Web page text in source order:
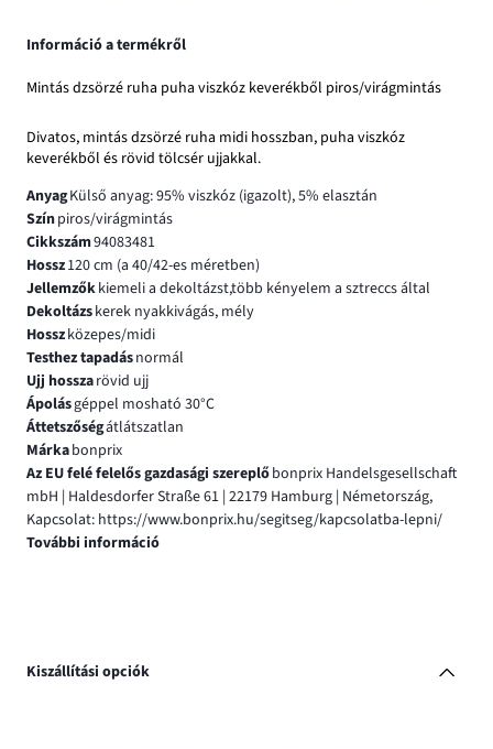
Információ a termékről
Mintás dzsörzé ruha puha viszkóz keverékből piros/virágmintás
Divatos, mintás dzsörzé ruha midi hosszban, puha viszkóz
keverékből és rövid tölcsér ujjakkal.
AnyagKülső anyag: 95% viszkóz (igazolt), 5% elasztán
Színpiros/virágmintás
Cikkszám94083481
Hossz120 cm (a 40/42-es méretben)
Jellemzőkkiemeli a dekoltázst,több kényelem a sztreccs által
Dekoltázskerek nyakkivágás, mély
Hosszközepes/midi
Testhez tapadásnormál
Ujj hosszarövid ujj
Ápolásgéppel mosható 30°C
Áttetszőségátlátszatlan
Márkabonprix
Az EU felé felelős gazdasági szereplőbonprix Handelsgesellschaft
mbH | Haldesdorfer Straße 61 | 22179 Hamburg | Németország,
Kapcsolat: https://www.bonprix.hu/segitseg/kapcsolatba-lepni/
További információ
Kiszállítási opciók